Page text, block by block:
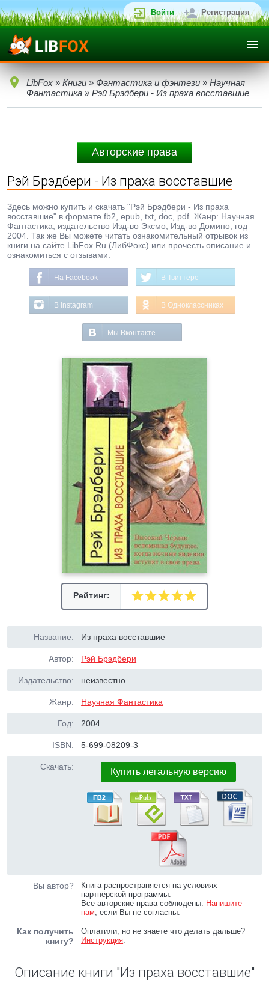
Войти Регистрация
LibFox » Книги » Фантастика и фэнтези » Научная
Фантастика » Рэй Брэдбери - Из праха восставшие
Авторские права
Рэй Брэдбери - Из праха восставшие
Здесь можно купить и скачать "Рэй Брэдбери - Из праха
восставшие" в формате fb2, epub, txt, doc, pdf. Жанр: Научная
Фантастика, издательство Изд-во Эксмо; Изд-во Домино, год
2004. Так же Вы можете читать ознакомительный отрывок из
книги на сайте LibFox.Ru (ЛибФокс) или прочесть описание и
ознакомиться с отзывами.
На Facebook В Твиттере
В Instagram В Одноклассниках
Мы Вконтакте
Рейтинг:
Название: Из праха восставшие
Автор: Рэй Брэдбери
Издательство: неизвестно
Жанр: Научная Фантастика
Год: 2004
ISBN: 5-699-08209-3
Скачать: Купить легальную версию
Вы автор?
Книга распространяется на условиях
партнёрской программы.
Все авторские права соблюдены. Напишите
нам, если Вы не согласны.
Как получить
книгу?
Оплатили, но не знаете что делать дальше?
Инструкция.
Описание книги "Из праха восставшие"